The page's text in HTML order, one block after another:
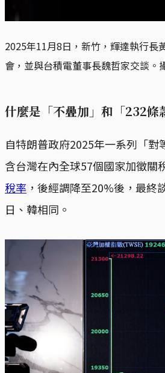
2025年11月8日，新竹，輝達執行長
會，並與台積電董事長魏哲家交談。
什麼是「不疊加」和「232條
自特朗普政府2025年一系列「對
含台灣在內全球57個國家加徵關
稅率 ，後經調降至20%後，最終
日、韓相同。